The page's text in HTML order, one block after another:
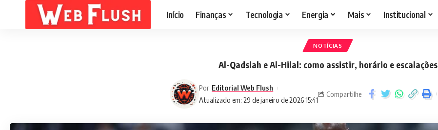
Início Finanças Tecnologia Energia Mais Institucional
NOTÍCIAS
Al-Qadsiah e Al-Hilal: como assistir, horário e escalações
Atualizado em: 29 de janeiro de 2026 15:41
Por Editorial Web Flush
Compartilhe